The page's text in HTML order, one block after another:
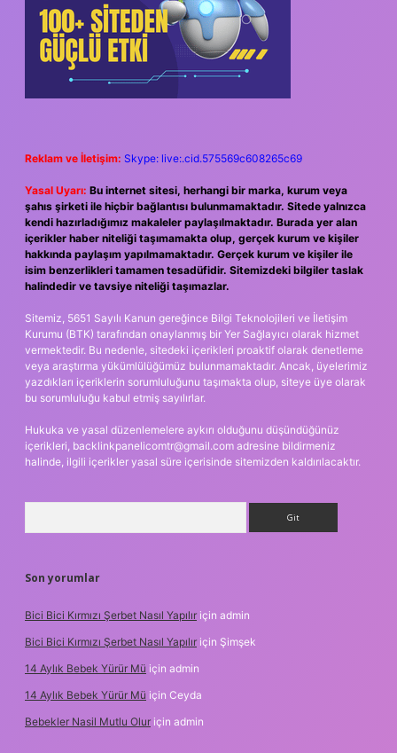
Reklam ve İletişim: Skype: live:.cid.575569c608265c69
Yasal Uyarı: Bu internet sitesi, herhangi bir marka, kurum veya
şahıs şirketi ile hiçbir bağlantısı bulunmamaktadır. Sitede yalnızca
kendi hazırladığımız makaleler paylaşılmaktadır. Burada yer alan
içerikler haber niteliği taşımamakta olup, gerçek kurum ve kişiler
hakkında paylaşım yapılmamaktadır. Gerçek kurum ve kişiler ile
isim benzerlikleri tamamen tesadüfidir. Sitemizdeki bilgiler taslak
halindedir ve tavsiye niteliği taşımazlar.
Sitemiz, 5651 Sayılı Kanun gereğince Bilgi Teknolojileri ve İletişim
Kurumu (BTK) tarafından onaylanmış bir Yer Sağlayıcı olarak hizmet
vermektedir. Bu nedenle, sitedeki içerikleri proaktif olarak denetleme
veya araştırma yükümlülüğümüz bulunmamaktadır. Ancak, üyelerimiz
yazdıkları içeriklerin sorumluluğunu taşımakta olup, siteye üye olarak
bu sorumluluğu kabul etmiş sayılırlar.
Hukuka ve yasal düzenlemelere aykırı olduğunu düşündüğünüz
içerikleri, backlinkpanelicomtr@gmail.com adresine bildirmeniz
halinde, ilgili içerikler yasal süre içerisinde sitemizden kaldırılacaktır.
Son yorumlar
Bici Bici Kırmızı Şerbet Nasıl Yapılır için admin
Bici Bici Kırmızı Şerbet Nasıl Yapılır için Şimşek
14 Aylık Bebek Yürür Mü için admin
14 Aylık Bebek Yürür Mü için Ceyda
Bebekler Nasil Mutlu Olur için admin